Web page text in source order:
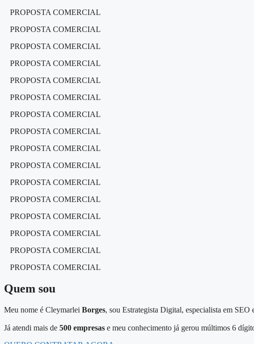
PROPOSTA COMERCIAL
PROPOSTA COMERCIAL
PROPOSTA COMERCIAL
PROPOSTA COMERCIAL
PROPOSTA COMERCIAL
PROPOSTA COMERCIAL
PROPOSTA COMERCIAL
PROPOSTA COMERCIAL
PROPOSTA COMERCIAL
PROPOSTA COMERCIAL
PROPOSTA COMERCIAL
PROPOSTA COMERCIAL
PROPOSTA COMERCIAL
PROPOSTA COMERCIAL
PROPOSTA COMERCIAL
PROPOSTA COMERCIAL
Quem sou
Meu nome é Cleymarlei Borges, sou Estrategista Digital, especialista em SEO
Já atendi mais de 500 empresas e meu conhecimento já gerou múltimos 6